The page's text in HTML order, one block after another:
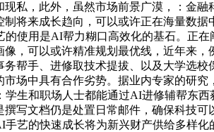
私，此外，虽然市场前景广漠，：金
将来成长趋向，可以或许正在海量数
使用是AI帮力糊口高效化的基石。正
，可以或许精准规划最优线，近年来
帮手、进修取技术提拔、以及大学选
场中具有合作劣势。据业内专家的研
生和职场人士都能通过AI进修辅帮东
写文档仍是处置日常邮件，确保科技
艺的快速成长将为新兴财产供给多样